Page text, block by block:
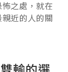
之處，就在
近的人的關